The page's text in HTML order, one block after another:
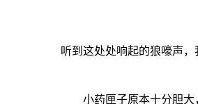
听到这处处响起的狼嚎声
小药匣子原本十分胆大